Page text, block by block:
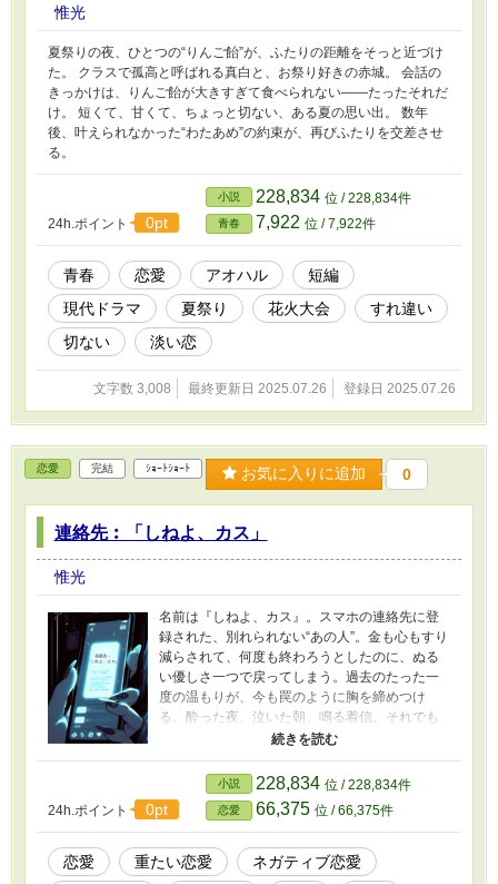
惟光
夏祭りの夜、ひとつの“りんご飴”が、ふたりの距離をそっと近づけ
た。 クラスで孤高と呼ばれる真白と、お祭り好きの赤城。 会話の
きっかけは、りんご飴が大きすぎて食べられない――たったそれだ
け。 短くて、甘くて、ちょっと切ない、ある夏の思い出。 数年
後、叶えられなかった“わたあめ”の約束が、再びふたりを交差させ
る。
24h.ポイント 0pt
小説 228,834 位 / 228,834件
青春 7,922 位 / 7,922件
青春 恋愛 アオハル
短編
現代ドラマ
夏祭り 花火大会
すれ違い
切ない
淡い恋
文字数 3,008 最終更新日 2025.07.26 登録日 2025.07.26
恋愛 完結 ｼｮｰﾄｼｮｰﾄ お気に入りに追加 0
連絡先︰「しねよ、カス」
惟光
名前は『しねよ、カス』。スマホの連絡先に登
録された、別れられない“あの人”。金も心もすり
減らされて、何度も終わろうとしたのに、ぬる
い優しさ一つで戻ってしまう。過去のたった一
度の温もりが、今も罠のように胸を締めつけ
る。酔った夜、泣いた朝、鳴る着信。それでも
自分からは切れないまま――女は“違う誰か”にな
これは、愛と依存の境界線で、何も変えられな
いまま“まだ好き”が残る、ひとりの女の痛みの物
語。
24h.ポイント 0pt
小説 228,834 位 / 228,834件
恋愛 66,375 位 / 66,375件
恋愛 重たい恋愛
ネガティブ恋愛